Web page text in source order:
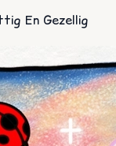
En Gezellig